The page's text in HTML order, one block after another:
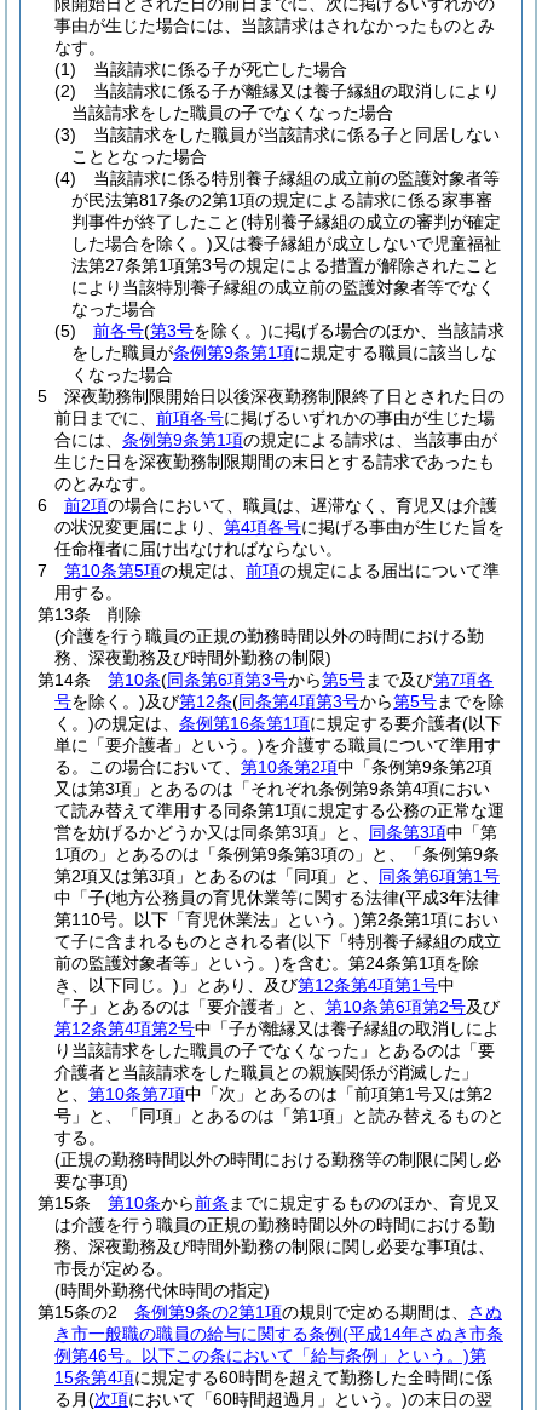
事由が生じた場合には、当該請求はされなかったものとみ
なす。
(1)
当該請求に係る子が死亡した場合
(2)
当該請求に係る子が離縁又は養子縁組の取消しにより
当該請求をした職員の子でなくなった場合
(3)
当該請求をした職員が当該請求に係る子と同居しない
こととなった場合
(4)
当該請求に係る特別養子縁組の成立前の監護対象者等
が民法第817条の2第1項の規定による請求に係る家事審
判事件が終了したこと(特別養子縁組の成立の審判が確定
した場合を除く。)又は養子縁組が成立しないで児童福祉
法第27条第1項第3号の規定による措置が解除されたこと
により当該特別養子縁組の成立前の監護対象者等でなく
なった場合
(5)
前各号(第3号を除く。)に掲げる場合のほか、当該請求
をした職員が条例第9条第1項に規定する職員に該当しな
くなった場合
5
深夜勤務制限開始日以後深夜勤務制限終了日とされた日の
前日までに、 前項各号に掲げるいずれかの事由が生じた場
合には、 条例第9条第1項の規定による請求は、当該事由が
生じた日を深夜勤務制限期間の末日とする請求であったも
のとみなす。
6
前2項の場合において、職員は、遅滞なく、育児又は介護
の状況変更届により、 第4項各号に掲げる事由が生じた旨を
任命権者に届け出なければならない。
7
第10条第5項の規定は、 前項の規定による届出について準
用する。
第13条
削除
(介護を行う職員の正規の勤務時間以外の時間における勤
務、深夜勤務及び時間外勤務の制限)
第14条
第10条(同条第6項第3号から第5号まで及び第7項各
号を除く。)及び第12条(同条第4項第3号から第5号までを除
く。)の規定は、 条例第16条第1項に規定する要介護者(以下
単に「要介護者」という。)を介護する職員について準用す
る。
この場合において、 第10条第2項中「条例第9条第2項
又は第3項」とあるのは「それぞれ条例第9条第4項におい
て読み替えて準用する同条第1項に規定する公務の正常な運
営を妨げるかどうか又は同条第3項」と、 同条第3項中「第
1項の」とあるのは「条例第9条第3項の」と、「条例第9条
第2項又は第3項」とあるのは「同項」と、 同条第6項第1号
中「子(地方公務員の育児休業等に関する法律(平成3年法律
第110号。以下「育児休業法」という。)第2条第1項におい
て子に含まれるものとされる者(以下「特別養子縁組の成立
前の監護対象者等」という。)を含む。第24条第1項を除
き、以下同じ。) 」とあり、及び第12条第4項第1号中
「子」とあるのは「要介護者」と、 第10条第6項第2号及び
第12条第4項第2号中「子が離縁又は養子縁組の取消しによ
り当該請求をした職員の子でなくなった」とあるのは「要
介護者と当該請求をした職員との親族関係が消滅した」
と、 第10条第7項中「次」とあるのは「前項第1号又は第2
号」と、「同項」とあるのは「第1項」と読み替えるものと
する。
(正規の勤務時間以外の時間における勤務等の制限に関し必
要な事項)
第15条
第10条から前条 までに規定するもののほか、育児又
は介護を行う職員の正規の勤務時間以外の時間における勤
務、深夜勤務及び時間外勤務の制限に関し必要な事項は、
市長が定める。
(時間外勤務代休時間の指定)
第15条の2
条例第9条の2第1項の規則で定める期間は、 さぬ
き市一般職の職員の給与に関する条例(平成14年さぬき市条
例第46号。以下この条において「給与条例」という。)第
15条第4項に規定する60時間を超えて勤務した全時間に係
る月(次項において「60時間超過月」という。)の末日の翌